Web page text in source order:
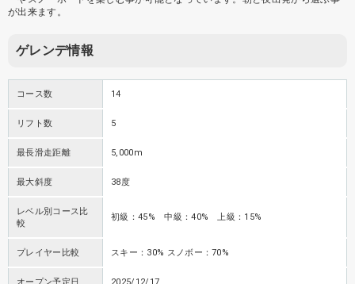
が出来ます。
ゲレンデ情報
コース数 14
リフト数 5
最長滑走距離 5,000m
最大斜度 38度
レベル別コース比
較
初級：45% 中級：40% 上級：15%
プレイヤー比較 スキー：30% スノボー：70%
オープン予定日 2025/12/17